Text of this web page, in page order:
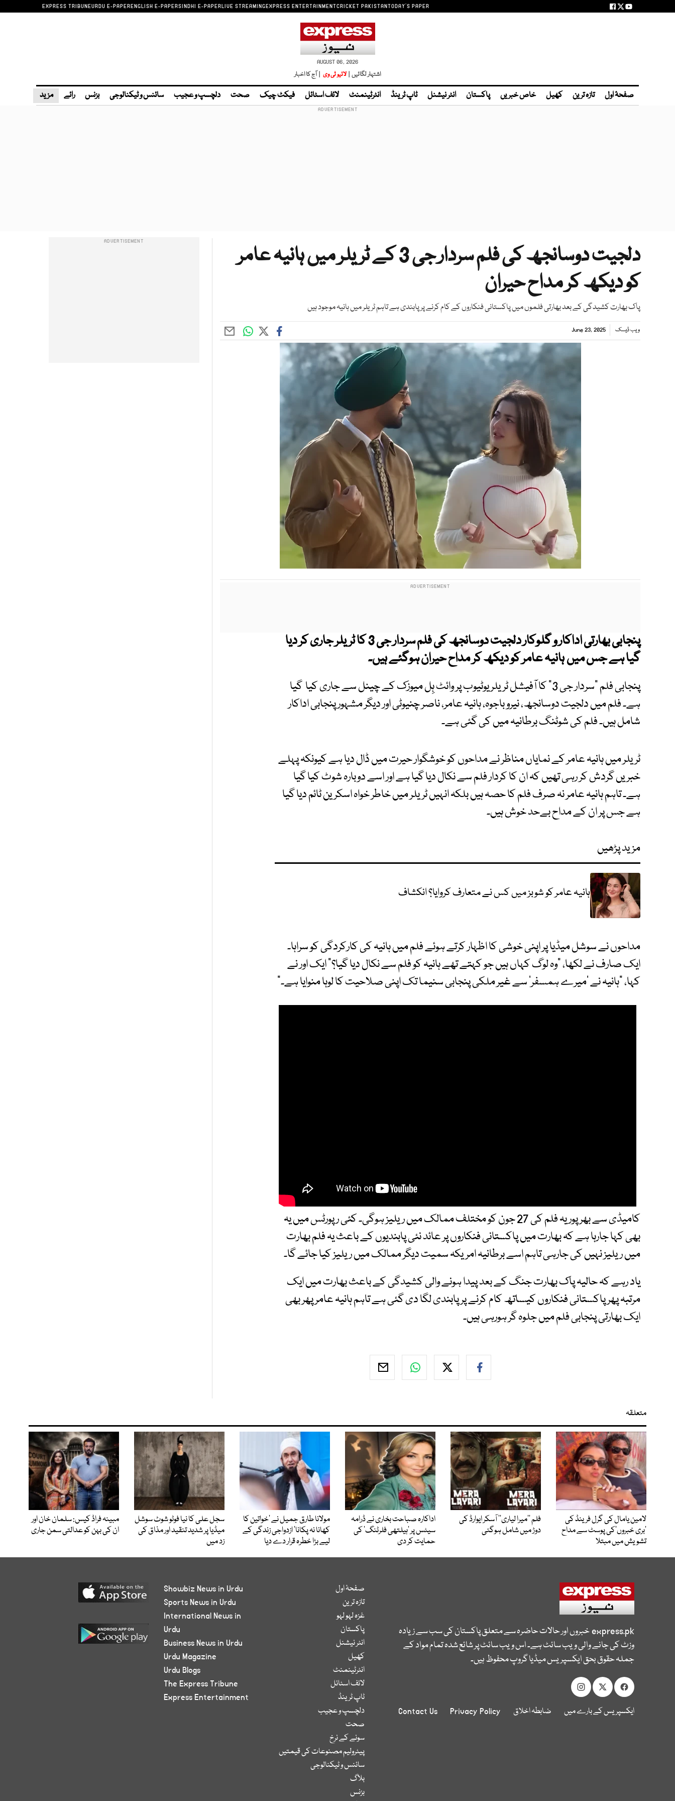
EXPRESS TRIBUNEURDU E-PAPERENGLISH E-PAPERSINDHI E-PAPERLIVE STREAMINGEXPRESS ENTERTAINMENTCRICKET PAKISTANTODAY'S PAPER
AUGUST 06, 2026
اشتہار لگائیں | لائیو ٹی وی | آج کا اخبار
صفحۂ اول تازہ ترین کھیل خاص خبریں پاکستان انٹر نیشنل ٹاپ ٹرینڈ انٹرٹینمنٹ لائف اسٹائل فیکٹ چیک صحت دلچسپ و عجیب سائنس و ٹیکنالوجی بزنس رائے مزید
دلجیت دوسانجھ کی فلم سردار جی 3 کے ٹریلر میں ہانیہ عامر
کو دیکھ کر مداح حیران
پاک بھارت کشیدگی کے بعد بھارتی فلموں میں پاکستانی فنکاروں کے کام کرنے پر پابندی ہے تاہم ٹریلر میں ہانیہ موجود ہیں
ویب ڈیسک June 23, 2025
پنجابی بھارتی اداکار و گلوکار دلجیت دوسانجھ کی فلم سردار جی 3 کا ٹریلر جاری کر دیا
گیا ہے جس میں ہانیہ عامر کو دیکھ کر مداح حیران ہوگئے ہیں۔
پنجابی فلم "سردار جی 3" کا آفیشل ٹریلر یوٹیوب پر وائٹ ہِل میوزک کے چینل سے جاری کیا گیا
ہے۔ فلم میں دلجیت دوسانجھ، نیرو باجوہ، ہانیہ عامر، ناصر چنیوٹی اور دیگر مشہور پنجابی اداکار
شامل ہیں۔ فلم کی شوٹنگ برطانیہ میں کی گئی ہے۔
ٹریلر میں ہانیہ عامر کے نمایاں مناظر نے مداحوں کو خوشگوار حیرت میں ڈال دیا ہے کیونکہ پہلے
خبریں گردش کر رہی تھیں کہ ان کا کردار فلم سے نکال دیا گیا ہے اور اسے دوبارہ شوٹ کیا گیا
ہے۔ تاہم ہانیہ عامر نہ صرف فلم کا حصہ ہیں بلکہ انہیں ٹریلر میں خاطر خواہ اسکرین ٹائم دیا گیا
ہے جس پر ان کے مداح بےحد خوش ہیں۔
مزید پڑھیں
ہانیہ عامر کو شوبز میں کس نے متعارف کروایا؟ انکشاف
مداحوں نے سوشل میڈیا پر اپنی خوشی کا اظہار کرتے ہوئے فلم میں ہانیہ کی کارکردگی کو سراہا۔
ایک صارف نے لکھا، "وہ لوگ کہاں ہیں جو کہتے تھے ہانیہ کو فلم سے نکال دیا گیا؟" ایک اور نے
کہا، "ہانیہ نے ‘میرے ہمسفر’ سے غیر ملکی پنجابی سنیما تک اپنی صلاحیت کا لوہا منوایا ہے۔"
کامیڈی سے بھرپور یہ فلم کی 27 جون کو مختلف ممالک میں ریلیز ہوگی۔ کئی رپورٹس میں یہ
بھی کہا جارہا ہے کہ بھارت میں پاکستانی فنکاروں پر عائد نئی پابندیوں کے باعث یہ فلم بھارت
میں ریلیز نہیں کی جارہی تاہم اسے برطانیہ امریکہ سمیت دیگر ممالک میں ریلیز کیا جائے گا۔
یاد رہے کہ حالیہ پاک بھارت جنگ کے بعد پیدا ہونے والی کشیدگی کے باعث بھارت میں ایک
مرتبہ پھر پاکستانی فنکاروں کیساتھ کام کرنے پر پابندی لگا دی گئی ہے تاہم ہانیہ عامر پھر بھی
ایک بھارتی پنجابی فلم میں جلوہ گر ہورہی ہیں۔
متعلقہ
لامین یامال کی گرل فرینڈ کی
’بری خبروں‘کی پوسٹ سے مداح
تشویش میں مبتلا
فلم ’’میرا لیاری‘‘ آسکر ایوارڈ کی
دوڑ میں شامل ہوگئی
اداکارہ صباحت بخاری نے ڈرامہ
سیٹس پر ’ہیلتھی فلرٹنگ‘ کی
حمایت کر دی
مولانا طارق جمیل نے ’خواتین کا
کھانا نہ پکانا‘ ازدواجی زندگی کے
لیے بڑا خطرہ قرار دے دیا
سجل علی کا نیا فوٹو شوٹ سوشل
میڈیا پر شدید تنقید اور مذاق کی
زد میں
مبینہ فراڈ کیس: سلمان خان اور
ان کی بہن کو عدالتی سمن جاری
express.pkخبروں اور حالات حاضرہ سے متعلق پاکستان کی سب سے زیادہ
وزٹ کی جانے والی ویب سائٹ ہے۔ اس ویب سائٹ پر شائع شدہ تمام مواد کے
جملہ حقوق بحق ایکسپریس میڈیا گروپ محفوظ ہیں۔
ایکسپریس کے بارے میں ضابطہ اخلاق Privacy Policy
Contact Us
صفحۂ اول
تازہ ترین
غزہ لہو لہو
پاکستان
انٹر نیشنل
کھیل
انٹرٹینمنٹ
لائف اسٹائل
ٹاپ ٹرینڈ
دلچسپ و عجیب
صحت
سونے کے نرخ
پیٹرولیم مصنوعات کی قیمتیں
سائنس و ٹیکنالوجی
بلاگ
بزنس
Showbiz News in Urdu
Sports News in Urdu
International News in
Urdu
Business News in Urdu
Urdu Magazine
Urdu Blogs
The Express Tribune
Express Entertainment